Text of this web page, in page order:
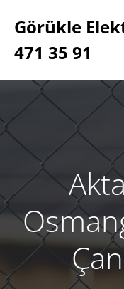
Görükle
471 35 91